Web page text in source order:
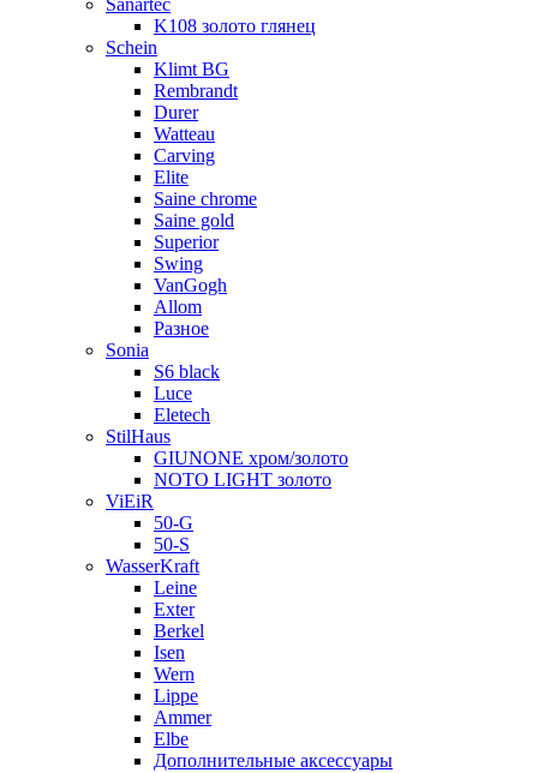
Sanartec
K108 золото глянец
Schein
Klimt BG
Rembrandt
Durer
Watteau
Carving
Elite
Saine chrome
Saine gold
Superior
Swing
VanGogh
Allom
Разное
Sonia
S6 black
Luce
Eletech
StilHaus
GIUNONE хром/золото
NOTO LIGHT золото
ViEiR
50-G
50-S
WasserKraft
Leine
Exter
Berkel
Isen
Wern
Lippe
Ammer
Elbe
Дополнительные аксессуары